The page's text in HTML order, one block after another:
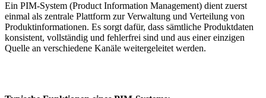
Ein PIM-System (Product Information Management) dient zuerst
einmal als zentrale Plattform zur Verwaltung und Verteilung von
Produktinformationen. Es sorgt dafür, dass sämtliche Produktdaten
konsistent, vollständig und fehlerfrei sind und aus einer einzigen
Quelle an verschiedene Kanäle weitergeleitet werden.